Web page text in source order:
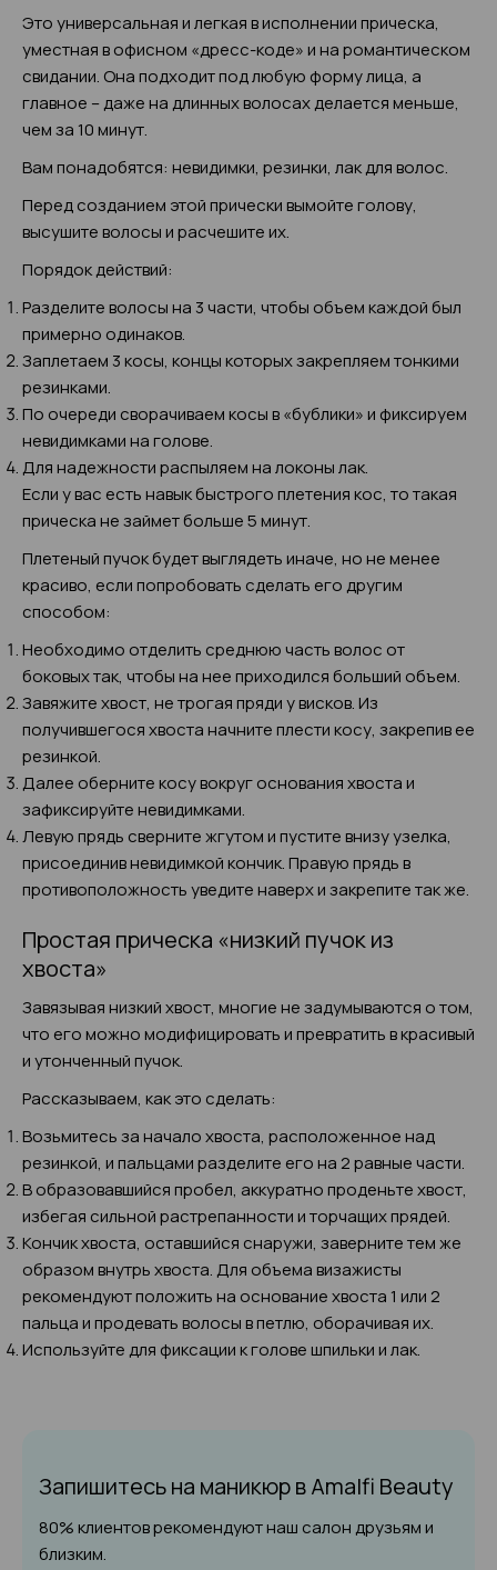
Это универсальная и легкая в исполнении прическа,
уместная в офисном «дресс-коде» и на романтическом
свидании. Она подходит под любую форму лица, а
главное – даже на длинных волосах делается меньше,
чем за 10 минут.
Вам понадобятся: невидимки, резинки, лак для волос.
Перед созданием этой прически вымойте голову,
высушите волосы и расчешите их.
Порядок действий:
Разделите волосы на 3 части, чтобы объем каждой был
примерно одинаков.
Заплетаем 3 косы, концы которых закрепляем тонкими
резинками.
По очереди сворачиваем косы в «бублики» и фиксируем
невидимками на голове.
Для надежности распыляем на локоны лак.
Если у вас есть навык быстрого плетения кос, то такая
прическа не займет больше 5 минут.
Плетеный пучок будет выглядеть иначе, но не менее
красиво, если попробовать сделать его другим
способом:
Необходимо отделить среднюю часть волос от
боковых так, чтобы на нее приходился больший объем.
Завяжите хвост, не трогая пряди у висков. Из
получившегося хвоста начните плести косу, закрепив ее
резинкой.
Далее оберните косу вокруг основания хвоста и
зафиксируйте невидимками.
Левую прядь сверните жгутом и пустите внизу узелка,
присоединив невидимкой кончик. Правую прядь в
противоположность уведите наверх и закрепите так же.
Простая прическа «низкий пучок из
хвоста»
Завязывая низкий хвост, многие не задумываются о том,
что его можно модифицировать и превратить в красивый
и утонченный пучок.
Рассказываем, как это сделать:
Возьмитесь за начало хвоста, расположенное над
резинкой, и пальцами разделите его на 2 равные части.
В образовавшийся пробел, аккуратно проденьте хвост,
избегая сильной растрепанности и торчащих прядей.
Кончик хвоста, оставшийся снаружи, заверните тем же
образом внутрь хвоста. Для объема визажисты
рекомендуют положить на основание хвоста 1 или 2
пальца и продевать волосы в петлю, оборачивая их.
Используйте для фиксации к голове шпильки и лак.
Запишитесь на маникюрв Amalfi Beauty
80% клиентов рекомендуют наш салон друзьям и
близким.